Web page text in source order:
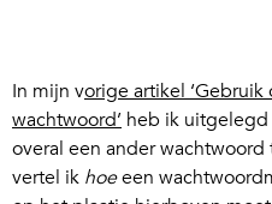
In mijn vorige artikel
wachtwoord’ heb ik uitgelegd
overal een ander
vertel ik hoeeen